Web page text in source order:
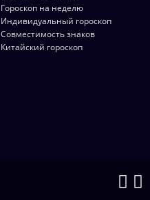
Гороскоп на неделю
Индивидуальный гороскоп
Совместимость знаков
Китайский гороскоп